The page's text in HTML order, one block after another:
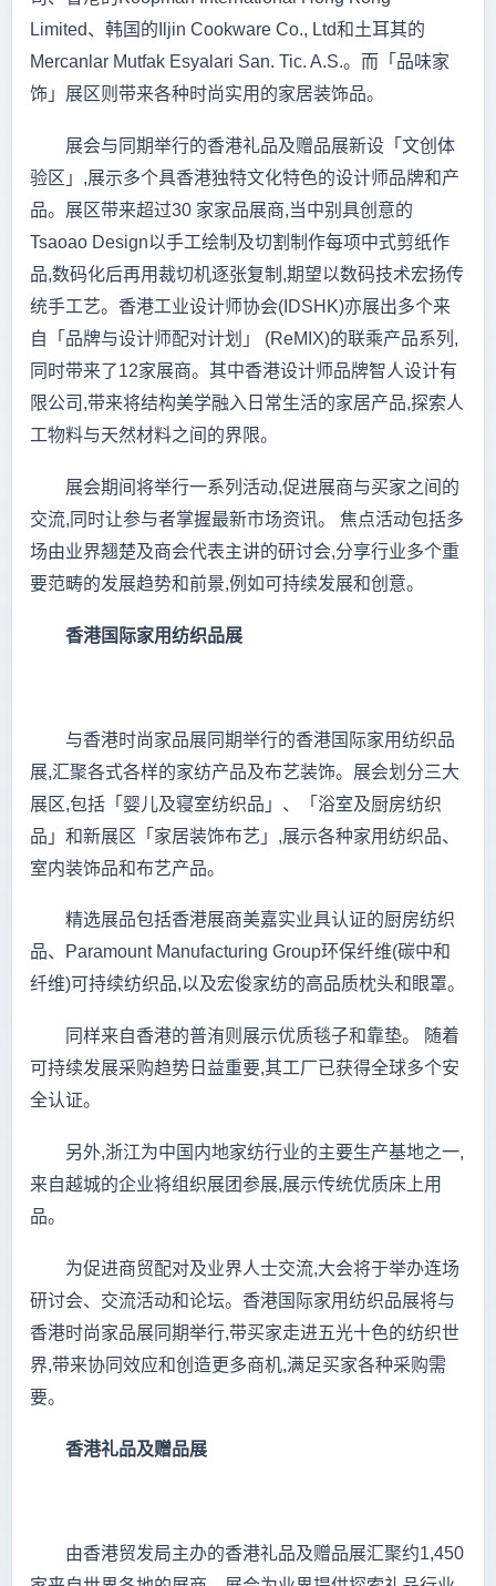
Limited、韩国的Iljin Cookware Co., Ltd和土耳其的
Mercanlar Mutfak Esyalari San. Tic. A.S.。而「品味家
饰」展区则带来各种时尚实用的家居装饰品。
展会与同期举行的香港礼品及赠品展新设「文创体
验区」,展示多个具香港独特文化特色的设计师品牌和产
品。展区带来超过30 家家品展商,当中别具创意的
Tsaoao Design以手工绘制及切割制作每项中式剪纸作
品,数码化后再用裁切机逐张复制,期望以数码技术宏扬传
统手工艺。香港工业设计师协会(IDSHK)亦展出多个来
自「品牌与设计师配对计划」 (ReMIX)的联乘产品系列,
同时带来了12家展商。其中香港设计师品牌智人设计有
限公司,带来将结构美学融入日常生活的家居产品,探索人
工物料与天然材料之间的界限。
展会期间将举行一系列活动,促进展商与买家之间的
交流,同时让参与者掌握最新市场资讯。 焦点活动包括多
场由业界翘楚及商会代表主讲的研讨会,分享行业多个重
要范畴的发展趋势和前景,例如可持续发展和创意。
香港国际家用纺织品展
与香港时尚家品展同期举行的香港国际家用纺织品
展,汇聚各式各样的家纺产品及布艺装饰。展会划分三大
展区,包括「婴儿及寝室纺织品」、「浴室及厨房纺织
品」和新展区「家居装饰布艺」,展示各种家用纺织品、
室内装饰品和布艺产品。
精选展品包括香港展商美嘉实业具认证的厨房纺织
品、Paramount Manufacturing Group环保纤维(碳中和
纤维)可持续纺织品,以及宏俊家纺的高品质枕头和眼罩。
同样来自香港的普洧则展示优质毯子和靠垫。 随着
可持续发展采购趋势日益重要,其工厂已获得全球多个安
全认证。
另外,浙江为中国内地家纺行业的主要生产基地之一,
来自越城的企业将组织展团参展,展示传统优质床上用
品。
为促进商贸配对及业界人士交流,大会将于举办连场
研讨会、交流活动和论坛。香港国际家用纺织品展将与
香港时尚家品展同期举行,带买家走进五光十色的纺织世
界,带来协同效应和创造更多商机,满足买家各种采购需
要。
香港礼品及赠品展
由香港贸发局主办的香港礼品及赠品展汇聚约1,450